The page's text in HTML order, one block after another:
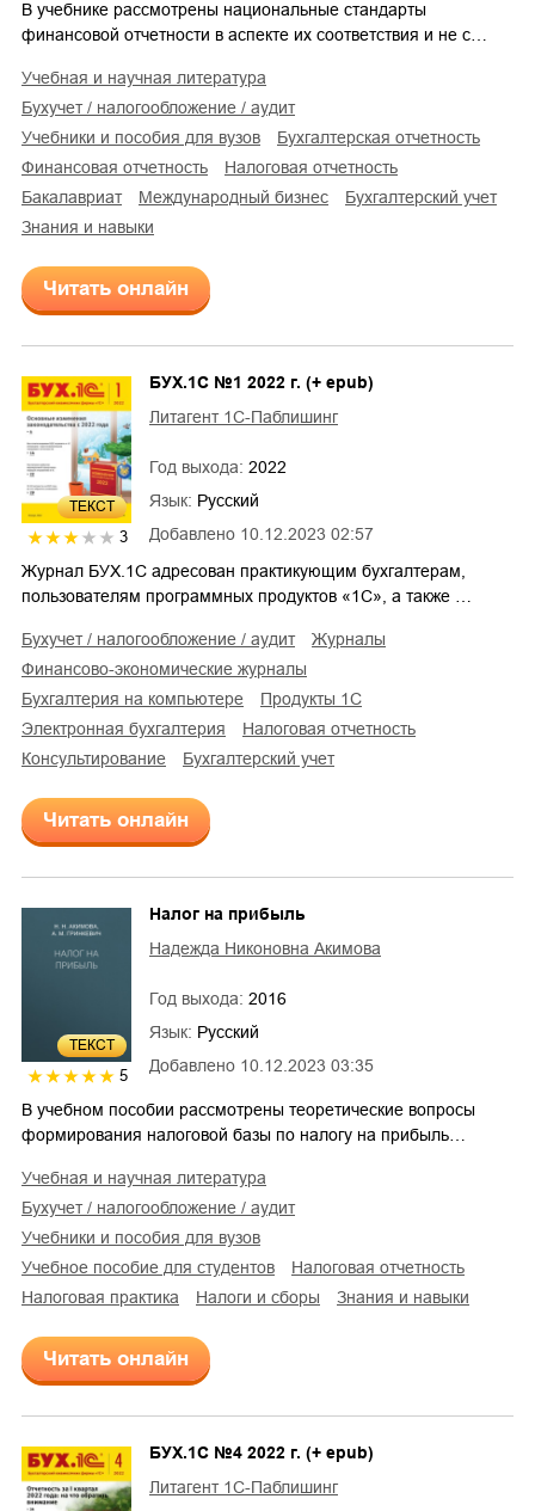
В учебнике рассмотрены национальные стандарты
финансовой отчетности в аспекте их соответствия и не с…
учебная и научная литература
бухучет / налогообложение / аудит
учебники и пособия для вузов
бухгалтерская отчетность
финансовая отчетность
налоговая отчетность
бакалавриат
международный бизнес
бухгалтерский учет
знания и навыки
Читать онлайн
ТЕКСТ
3 Добавлено 10.12.2023 02:57
БУХ.1С №1 2022 г. (+ epub)
Литагент 1С-Паблишинг
Год выхода: 2022
Язык: Русский
Журнал БУХ.1С адресован практикующим бухгалтерам,
пользователям программных продуктов «1С», а также …
бухучет / налогообложение / аудит
журналы
финансово-экономические журналы
бухгалтерия на компьютере
продукты 1С
электронная бухгалтерия
налоговая отчетность
консультирование
бухгалтерский учет
Читать онлайн
ТЕКСТ
5
Добавлено 10.12.2023 03:35
Налог на прибыль
Надежда Никоновна Акимова
Год выхода: 2016
Язык: Русский
В учебном пособии рассмотрены теоретические вопросы
формирования налоговой базы по налогу на прибыль…
учебная и научная литература
бухучет / налогообложение / аудит
учебники и пособия для вузов
учебное пособие для студентов
налоговая отчетность
налоговая практика
налоги и сборы знания и навыки
Читать онлайн
БУХ.1С №4 2022 г. (+ epub)
Литагент 1С-Паблишинг